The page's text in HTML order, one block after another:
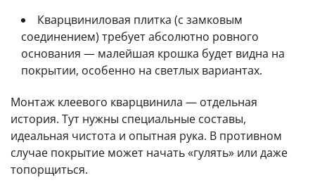
Кварцвиниловая плитка (с замковым
соединением) требует абсолютно ровного
основания — малейшая крошка будет видна на
покрытии, особенно на светлых вариантах.
Монтаж клеевого кварцвинила — отдельная
история. Тут нужны специальные составы,
идеальная чистота и опытная рука. В противном
случае покрытие может начать «гулять» или даже
топорщиться.